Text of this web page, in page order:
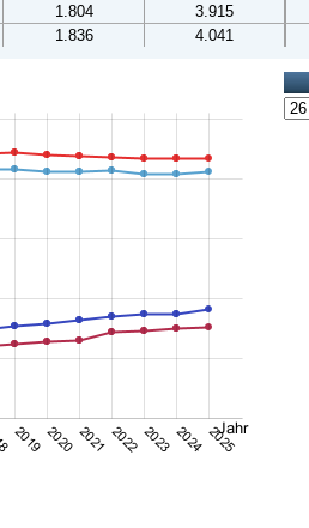
1.804 3.915
1.836 4.041